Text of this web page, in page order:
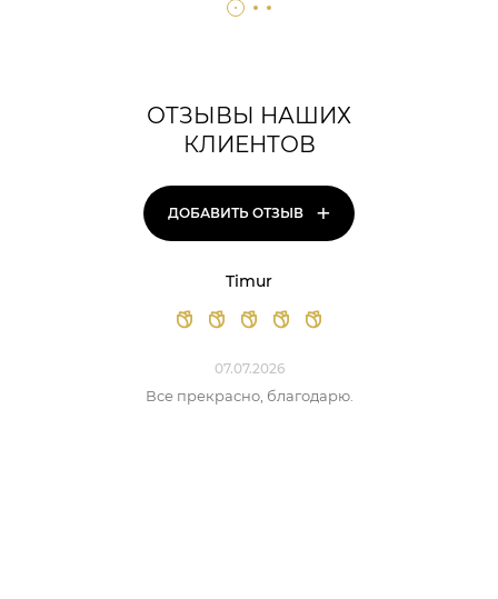
ОТЗЫВЫ НАШИХ
КЛИЕНТОВ
ДОБАВИТЬ ОТЗЫВ +
Timur
07.07.2026
Все прекрасно, благодарю.